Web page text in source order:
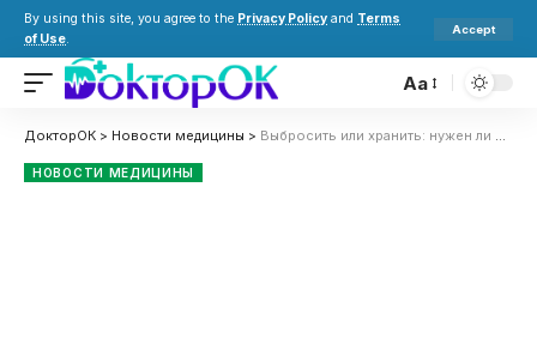
By using this site, you agree to the Privacy Policy and Terms
of Use.
Accept
Aa
ДокторОК > Новости медицины > Выбросить или хранить: нужен ли COVID-сертификат после отмены карантина
НОВОСТИ МЕДИЦИНЫ